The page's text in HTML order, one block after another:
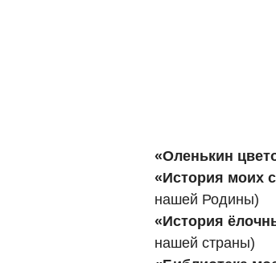
«Оленькин
«История моих
нашей Родины)
«История
нашей страны)